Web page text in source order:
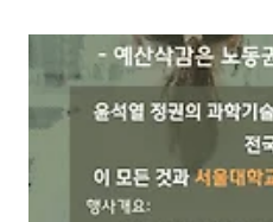
의 일환으로 이주노동자 메이데이 집회
월 1일이 아닌 일요일에 모였을까, 아니 모
노동절에는 모든 노동자가 쉰다지만, 이